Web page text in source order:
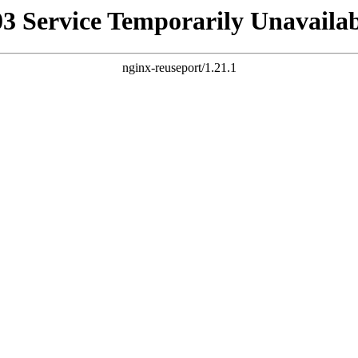
Service Temporarily
nginx-reuseport/1.21.1